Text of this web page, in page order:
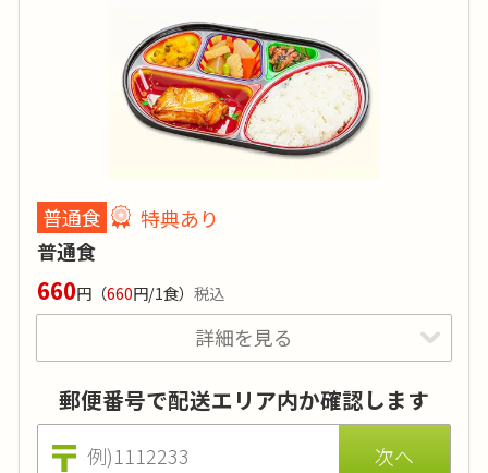
タンパク質
塩分
品目数
:
「まごころ弁当」のお弁当を初めてご注文される方 もしく
は 半年（26週）以上前にご注文されたことがある方が対象
普通食
特典あり
普通食
660円 （660円/1食）税込
ご高齢者向けの栄養バランスや食べやすさはも
ちろん、食材の安全や食の楽しみにもこだわっ
て調理しています。
詳細を見る
郵便番号で配送エリア内か確認します